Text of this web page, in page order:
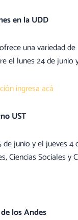
en la UDD
una variedad
el lunes 24 de junio
ingresa acá
UST
de junio y el jueves
Ciencias Sociales y
los Andes